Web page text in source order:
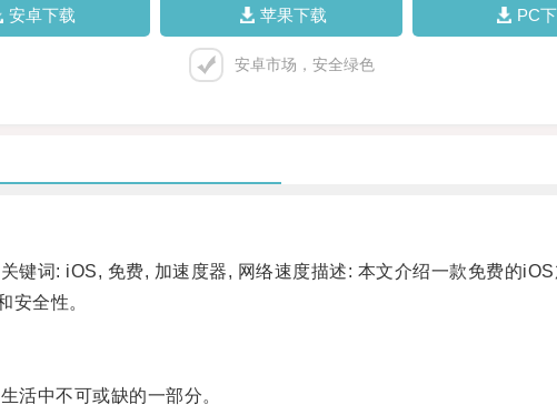
安卓下载 苹果下载 PC
安卓市场，安全绿色
词: iOS, 免费, 加速度器, 网络速度描述: 本文介绍一款免费的iOS
全性。
中不可或缺的一部分。